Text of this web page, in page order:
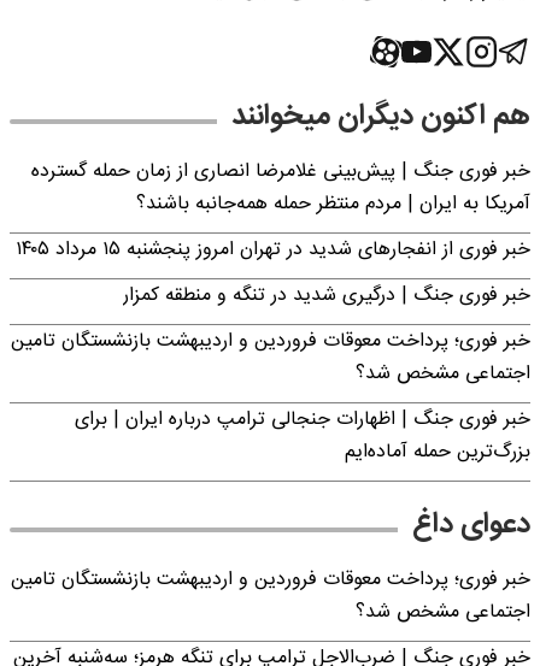
هم اکنون دیگران میخوانند
خبر فوری جنگ | پیش‌بینی غلامرضا انصاری از زمان حمله گسترده
آمریکا به ایران | مردم منتظر حمله همه‌جانبه باشند؟
خبر فوری از انفجارهای شدید در تهران امروز پنجشنبه ۱۵ مرداد ۱۴۰۵
خبر فوری جنگ | درگیری شدید در تنگه و منطقه کمزار
خبر فوری؛ پرداخت معوقات فروردین و اردیبهشت بازنشستگان تامین
اجتماعی مشخص شد؟
خبر فوری جنگ | اظهارات جنجالی ترامپ درباره ایران | برای
بزرگ‌ترین حمله آماده‌ایم
دعوای داغ
خبر فوری؛ پرداخت معوقات فروردین و اردیبهشت بازنشستگان تامین
اجتماعی مشخص شد؟
خبر فوری جنگ | ضرب‌الاجل ترامپ برای تنگه هرمز؛ سه‌شنبه آخرین